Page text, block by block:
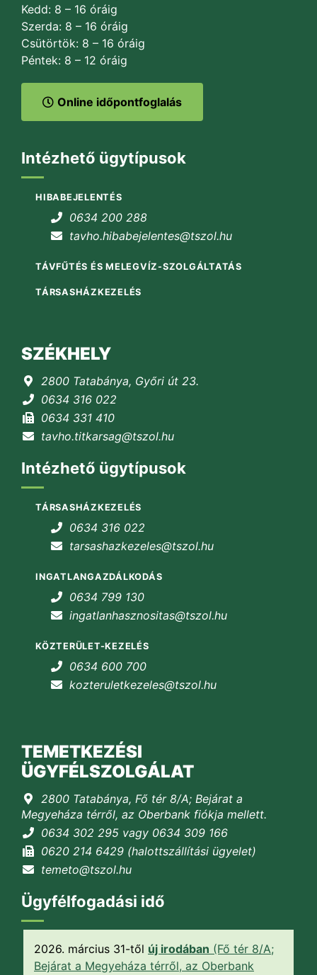
Kedd: 8 – 16 óráig
Szerda: 8 – 16 óráig
Csütörtök: 8 – 16 óráig
Péntek: 8 – 12 óráig
Online időpontfoglalás
Intézhető ügytípusok
HIBABEJELENTÉS
0634 200 288
tavho.hibabejelentes@tszol.hu
TÁVFŰTÉS ÉS MELEGVÍZ-SZOLGÁLTATÁS
TÁRSASHÁZKEZELÉS
SZÉKHELY
2800 Tatabánya, Győri út 23.
0634 316 022
0634 331 410
tavho.titkarsag@tszol.hu
Intézhető ügytípusok
TÁRSASHÁZKEZELÉS
0634 316 022
tarsashazkezeles@tszol.hu
INGATLANGAZDÁLKODÁS
0634 799 130
ingatlanhasznositas@tszol.hu
KÖZTERÜLET-KEZELÉS
0634 600 700
kozteruletkezeles@tszol.hu
TEMETKEZÉSI
ÜGYFÉLSZOLGÁLAT
2800 Tatabánya, Fő tér 8/A; Bejárat a
Megyeháza térről, az Oberbank fiókja mellett.
0634 302 295 vagy 0634 309 166
0620 214 6429 (halottszállítási ügyelet)
temeto@tszol.hu
Ügyfélfogadási idő
2026. március 31-től új irodában (Fő tér 8/A;
Bejárat a Megyeháza térről, az Oberbank